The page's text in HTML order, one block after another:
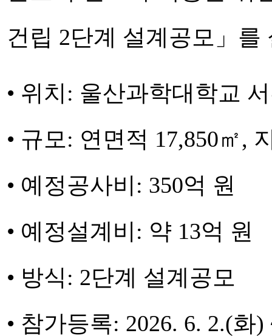
건립 2단계 설계공모」를
• 위치: 울산과학대학교
• 규모: 연면적 17,850㎡,
• 예정공사비: 350억 원
• 예정설계비: 약 13억 원
• 방식: 2단계 설계공모
• 참가등록: 2026. 6. 2.(화